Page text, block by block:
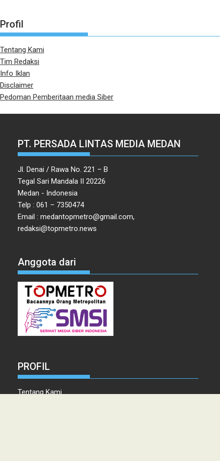
Profil
Tentang Kami
Tim Redaksi
Info Iklan
Disclaimer
Pedoman Pemberitaan media Siber
PT. PERSADA LINTAS MEDIA MEDAN
Jl. Denai / Rawa No. 221 – B
Tegal Sari Mandala II 20226
Medan - Indonesia
Telp : 061 – 7350474
Email : medantopmetro@gmail.com,
redaksi@topmetro.news
Anggota dari
PROFIL
Tentang Kami